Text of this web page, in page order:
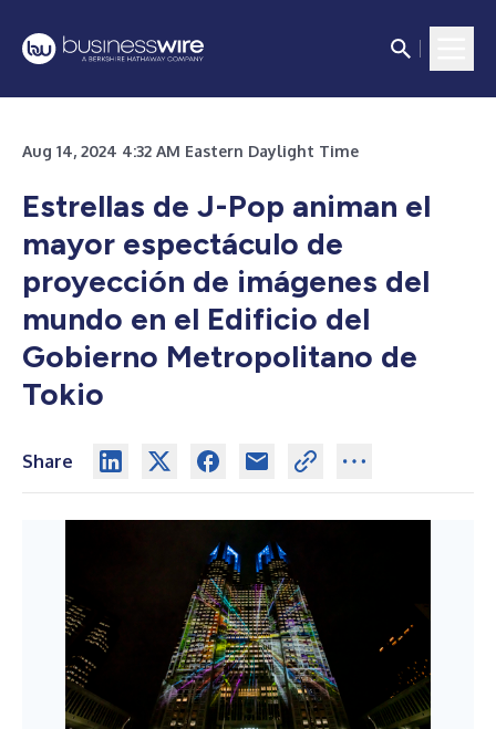
Aug 14, 2024 4:32 AM Eastern Daylight Time
Estrellas de J-Pop animan el
mayor espectáculo de
proyección de imágenes del
mundo en el Edificio del
Gobierno Metropolitano de
Tokio
Share